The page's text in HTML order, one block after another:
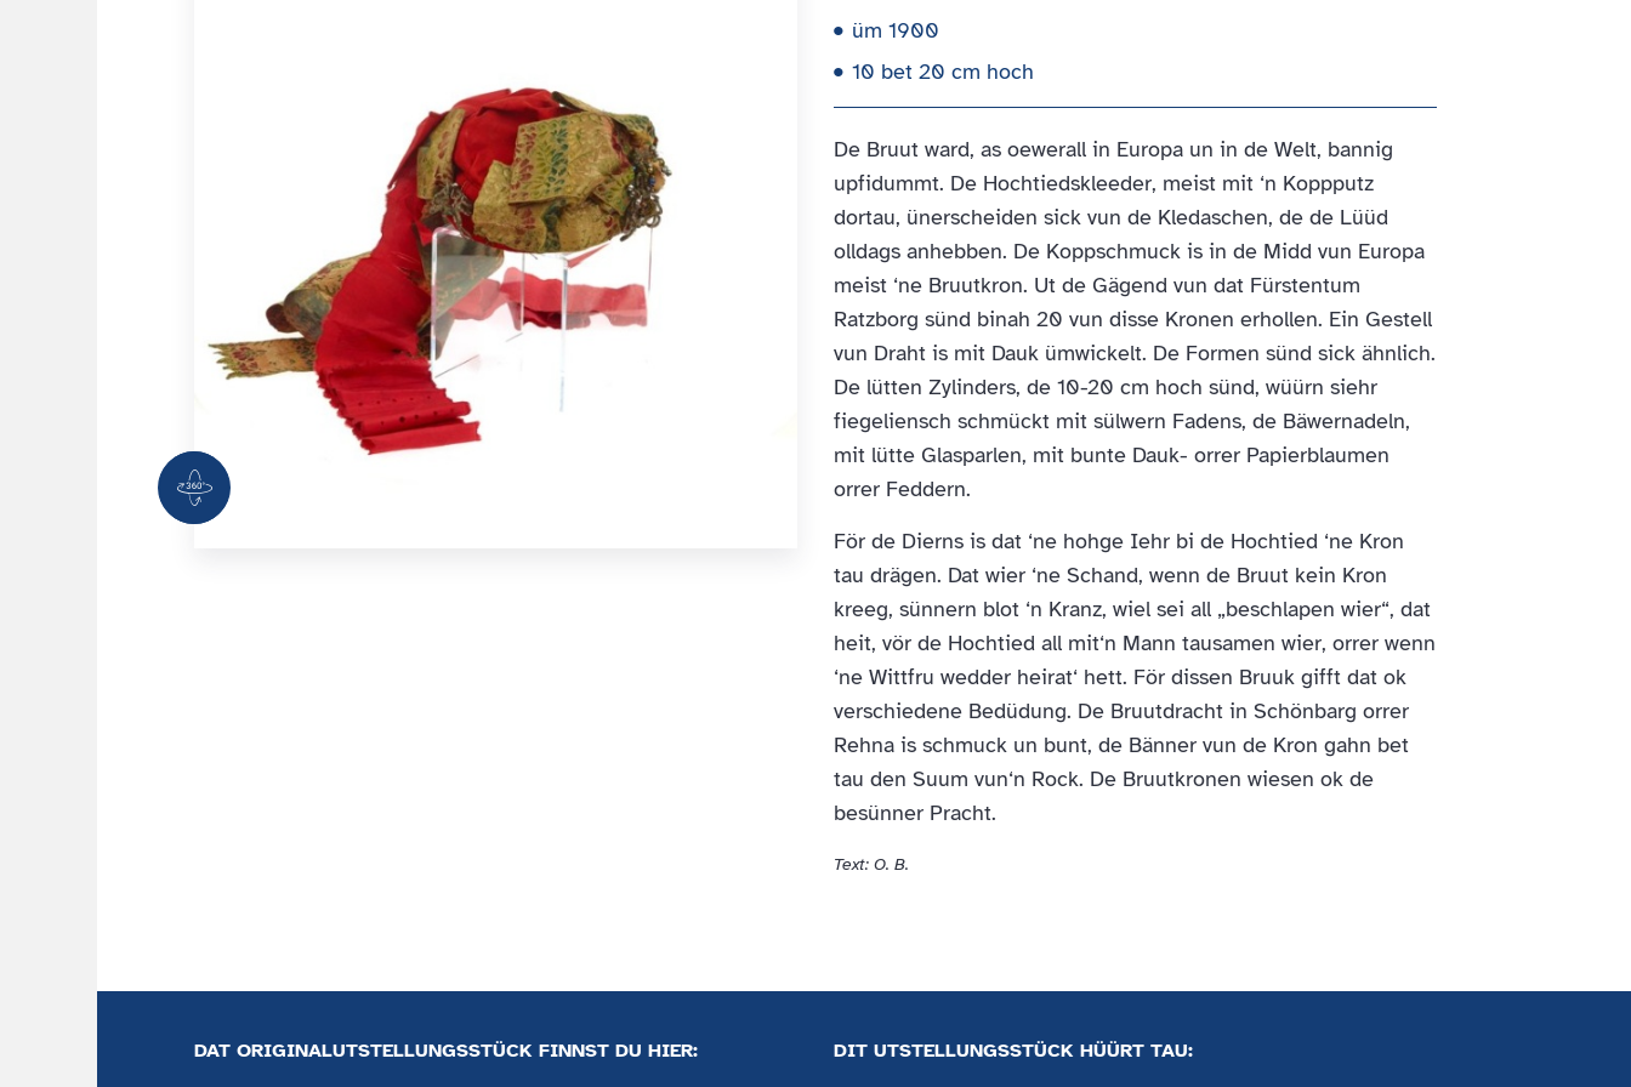
360 Grad Ansicht
üm 1900
10 bet 20 cm hoch
De Bruut ward, as oewerall in Europa un in de Welt, bannig
upfidummt. De Hochtiedskleeder, meist mit ‘n Koppputz
dortau, ünerscheiden sick vun de Kledaschen, de de Lüüd
olldags anhebben. De Koppschmuck is in de Midd vun Europa
meist ‘ne Bruutkron. Ut de Gägend vun dat Fürstentum
Ratzborg sünd binah 20 vun disse Kronen erhollen. Ein Gestell
vun Draht is mit Dauk ümwickelt. De Formen sünd sick ähnlich.
De lütten Zylinders, de 10-20 cm hoch sünd, wüürn siehr
fiegeliensch schmückt mit sülwern Fadens, de Bäwernadeln,
mit lütte Glasparlen, mit bunte Dauk- orrer Papierblaumen
orrer Feddern.
För de Dierns is dat ‘ne hohge Iehr bi de Hochtied ‘ne Kron
tau drägen. Dat wier ‘ne Schand, wenn de Bruut kein Kron
kreeg, sünnern blot ‘n Kranz, wiel sei all „beschlapen wier“, dat
heit, vör de Hochtied all mit‘n Mann tausamen wier, orrer wenn
‘ne Wittfru wedder heirat‘ hett. För dissen Bruuk gifft dat ok
verschiedene Bedüdung. De Bruutdracht in Schönbarg orrer
Rehna is schmuck un bunt, de Bänner vun de Kron gahn bet
tau den Suum vun‘n Rock. De Bruutkronen wiesen ok de
besünner Pracht.
Text: O. B.
DAT ORIGINALUTSTELLUNGSSTÜCK FINNST DU HIER:
DIT UTSTELLUNGSSTÜCK HÜÜRT TAU: